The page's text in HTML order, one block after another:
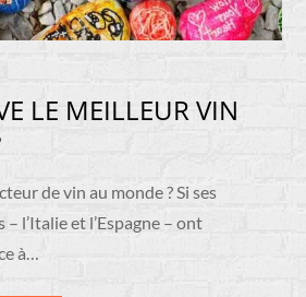
LE MEILLEUR VIN
de vin au monde ? Si ses
l’Italie et l’Espagne – ont
à…